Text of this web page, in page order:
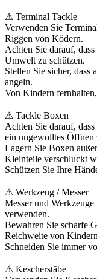
⚠ Terminal Tackle
Verwenden Sie
Riggen von Ködern.
Achten Sie darauf,
Umwelt zu schützen.
Stellen Sie sicher, dass
angeln.
Von Kindern
⚠ Tackle Boxen
Achten Sie darauf,
ein ungewolltes Öffnen
Lagern Sie Boxen
Kleinteile verschluckt
Schützen Sie Ihre
⚠ Werkzeug / Messer
Messer und
verwenden.
Bewahren Sie scharfe
Reichweite von
Schneiden Sie immer
⚠ Kescherstäbe